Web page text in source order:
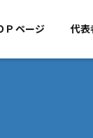
Ｐページ 代表